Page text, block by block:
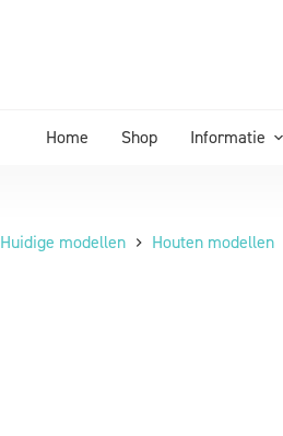
Home Shop Informatie
Huidige modellen Houten modellen